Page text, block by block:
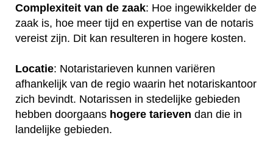
Complexiteit van de zaak: Hoe ingewikkelder de
zaak is, hoe meer tijd en expertise van de notaris
vereist zijn. Dit kan resulteren in hogere kosten.
Locatie: Notaristarieven kunnen variëren
afhankelijk van de regio waarin het notariskantoor
zich bevindt. Notarissen in stedelijke gebieden
hebben doorgaans hogere tarieven dan die in
landelijke gebieden.